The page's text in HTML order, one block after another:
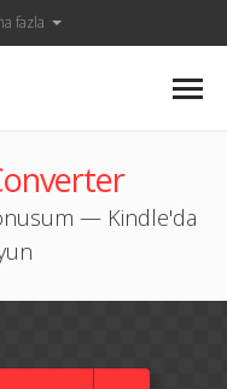
fazla
— Kindle'da